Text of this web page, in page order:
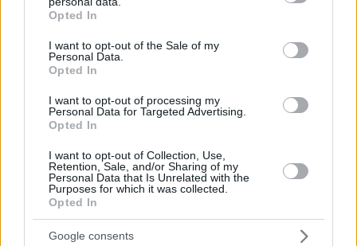
grant or deny consent to Google and its third-party tags to
use your data for below specified purposes in below Google
consent section.
Opted In
I want to opt-out of the Sale of my
Personal Data.
Opted In
I want to opt-out of processing my
Personal Data for Targeted Advertising.
Opted In
I want to opt-out of Collection, Use,
Retention, Sale, and/or Sharing of my
Personal Data that Is Unrelated with the
Purposes for which it was collected.
Opted In
Google consents
αποφασίσει αν θα προσαρμοστεί σε αυτή τη
νέα εξίσωση ή αν θα επιχειρήσει να τη σπάσει.
αποδοχή του αμερικανικού ρυθμού. Η δεύτερη
σημαίνει υψηλό ρίσκο γενικευμένης
σύγκρουσης και ανάμεσα στις δύο, βρίσκεται
το πραγματικό δίλημμα του Ισραήλ: πώς να
διατηρήσει την αποτροπή του, όταν κάθε
απάντηση μπορεί να γίνει η αρχή ενός πολέμου
που άλλοι θα σταματήσουν.